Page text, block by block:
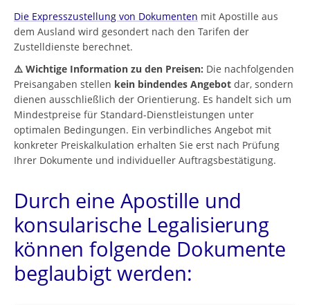
Die Expresszustellung von Dokumenten mit Apostille aus
dem Ausland wird gesondert nach den Tarifen der
Zustelldienste berechnet.
⚠️ Wichtige Information zu den Preisen: Die nachfolgenden
Preisangaben stellen kein bindendes Angebot dar, sondern
dienen ausschließlich der Orientierung. Es handelt sich um
Mindestpreise für Standard-Dienstleistungen unter
optimalen Bedingungen. Ein verbindliches Angebot mit
konkreter Preiskalkulation erhalten Sie erst nach Prüfung
Ihrer Dokumente und individueller Auftragsbestätigung.
Durch eine Apostille und
konsularische Legalisierung
können folgende Dokumente
beglaubigt werden: